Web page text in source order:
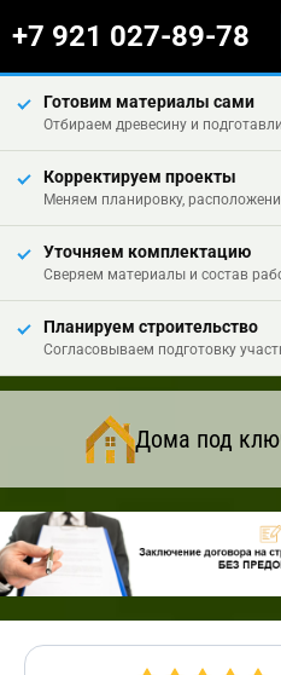
+7 921 027-89-78
Готовим материалы сами
Отбираем древесину и
Корректируем проекты
Меняем планировку,
Уточняем комплектацию
Сверяем материалы и состав
Планируем строительство
Согласовываем подготовку
Дома под